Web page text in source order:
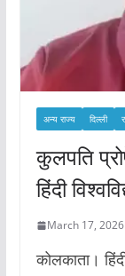
अन्य राज्य दिल्ली
कुलपति
हिंदी
March 17, 2026
कोलकाता।